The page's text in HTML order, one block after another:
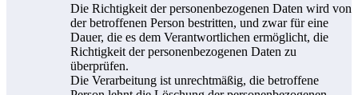
Die Richtigkeit der personenbezogenen Daten wird von
der betroffenen Person bestritten, und zwar für eine
Dauer, die es dem Verantwortlichen ermöglicht, die
Richtigkeit der personenbezogenen Daten zu
überprüfen.
Die Verarbeitung ist unrechtmäßig, die betroffene